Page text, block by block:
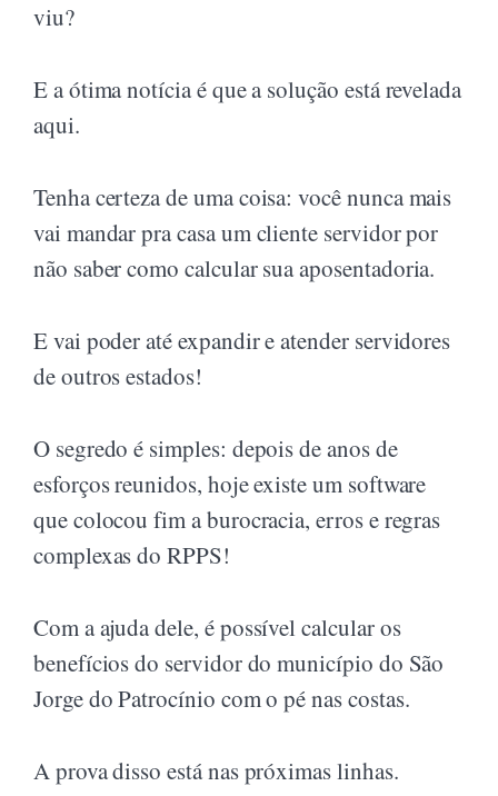
viu?
E a ótima notícia é que a solução está revelada
aqui.
Tenha certeza de uma coisa: você nunca mais
vai mandar pra casa um cliente servidor por
não saber como calcular sua aposentadoria.
E vai poder até expandir e atender servidores
de outros estados!
O segredo é simples: depois de anos de
esforços reunidos, hoje existe um software
que colocou fim a burocracia, erros e regras
complexas do RPPS!
Com a ajuda dele, é possível calcular os
benefícios do servidor do município do São
Jorge do Patrocínio com o pé nas costas.
A prova disso está nas próximas linhas.